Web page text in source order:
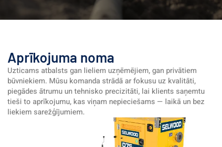
Aprīkojuma noma
Uzticams atbalsts gan lieliem uzņēmējiem, gan privātiem
būvniekiem. Mūsu komanda strādā ar fokusu uz kvalitāti,
piegādes ātrumu un tehnisko precizitāti, lai klients saņemtu
tieši to aprīkojumu, kas viņam nepieciešams — laikā un bez
liekiem sarežģījumiem.